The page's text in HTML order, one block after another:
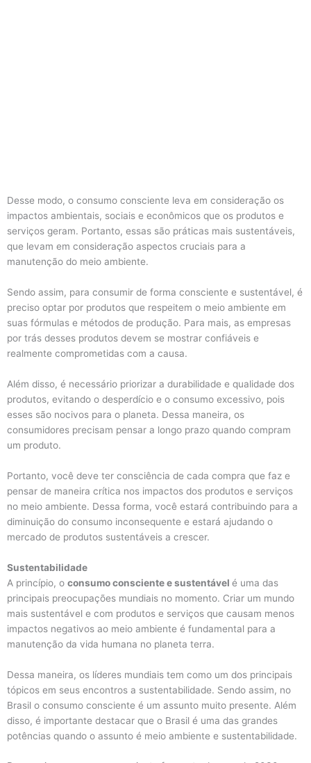
Desse modo, o consumo consciente leva em consideração os
impactos ambientais, sociais e econômicos que os produtos e
serviços geram. Portanto, essas são práticas mais sustentáveis,
que levam em consideração aspectos cruciais para a
manutenção do meio ambiente.
Sendo assim, para consumir de forma consciente e sustentável, é
preciso optar por produtos que respeitem o meio ambiente em
suas fórmulas e métodos de produção. Para mais, as empresas
por trás desses produtos devem se mostrar confiáveis e
realmente comprometidas com a causa.
Além disso, é necessário priorizar a durabilidade e qualidade dos
produtos, evitando o desperdício e o consumo excessivo, pois
esses são nocivos para o planeta. Dessa maneira, os
consumidores precisam pensar a longo prazo quando compram
um produto.
Portanto, você deve ter consciência de cada compra que faz e
pensar de maneira crítica nos impactos dos produtos e serviços
no meio ambiente. Dessa forma, você estará contribuindo para a
diminuição do consumo inconsequente e estará ajudando o
mercado de produtos sustentáveis a crescer.
Sustentabilidade
A princípio, o consumo consciente e sustentável é uma das
principais preocupações mundiais no momento. Criar um mundo
mais sustentável e com produtos e serviços que causam menos
impactos negativos ao meio ambiente é fundamental para a
manutenção da vida humana no planeta terra.
Dessa maneira, os líderes mundiais tem como um dos principais
tópicos em seus encontros a sustentabilidade. Sendo assim, no
Brasil o consumo consciente é um assunto muito presente. Além
disso, é importante destacar que o Brasil é uma das grandes
potências quando o assunto é meio ambiente e sustentabilidade.